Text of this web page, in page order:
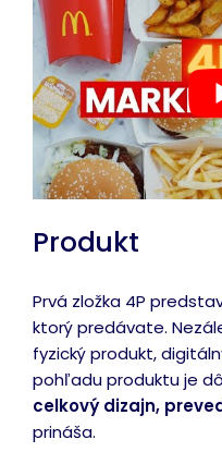
Produkt
Prvá zložka 4P
ktorý predávate.
fyzický produkt,
pohľadu produktu je
celkový dizajn,
prináša.